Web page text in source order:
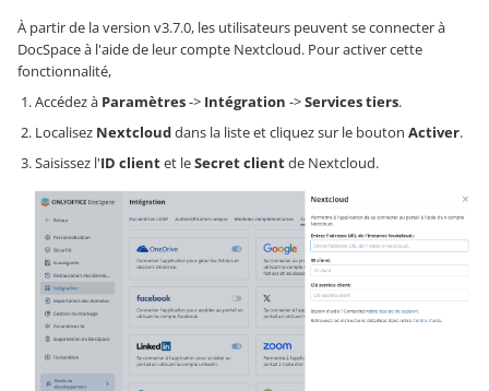
À partir de la version v3.7.0, les utilisateurs peuvent se connecter à
DocSpace à l'aide de leur compte Nextcloud. Pour activer cette
fonctionnalité,
Accédez à Paramètres-> Intégration ->Services tiers.
Localisez Nextclouddans la liste et cliquez sur le bouton Activer.
Saisissez l'ID clientet leSecret clientde Nextcloud.